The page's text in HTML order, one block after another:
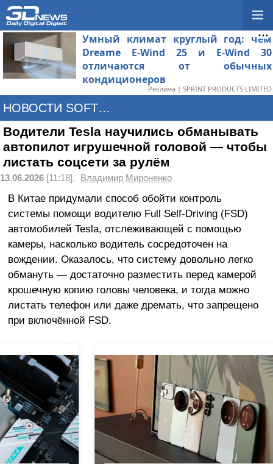
Умный климат круглый год: чем
Dreame E-Wind 25 и E-Wind 30
отличаются от обычных
кондиционеров
Реклама | SPRINT PRODUCTS LIMITED
НОВОСТИ SOFTWARE
Водители Tesla научились обманывать
автопилот игрушечной головой — чтобы
листать соцсети за рулём
13.06.2026 [11:18], Владимир Мироненко
В Китае придумали способ обойти контроль
системы помощи водителю Full Self-Driving (FSD)
автомобилей Tesla, отслеживающей с помощью
камеры, насколько водитель сосредоточен на
вождении. Оказалось, что систему довольно легко
обмануть — достаточно разместить перед камерой
крошечную копию головы человека, и тогда можно
листать телефон или даже дремать, что запрещено
при включённой FSD.